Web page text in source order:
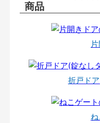
商品
折戸ド